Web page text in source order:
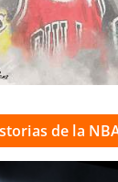
de la